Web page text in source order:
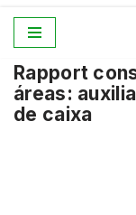
para
o
conteúdo
Rapport
áreas:
de caixa